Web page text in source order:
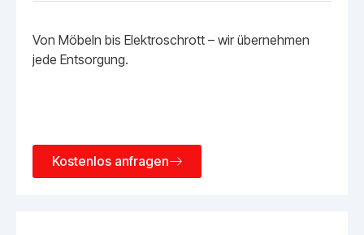
Von Möbeln bis Elektroschrott – wir übernehmen
jede Entsorgung.
Kostenlos anfragen